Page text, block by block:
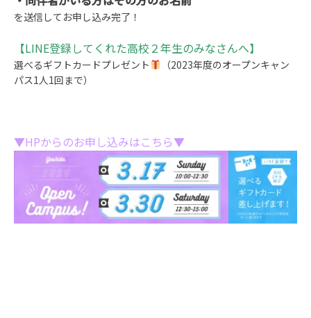
を送信してお申し込み完了！
【LINE登録してくれた高校２年生のみなさんへ】
選べるギフトカードプレゼント
（2023年度のオープンキャン
パス1人1回まで）
▼HPからのお申し込みはこちら▼